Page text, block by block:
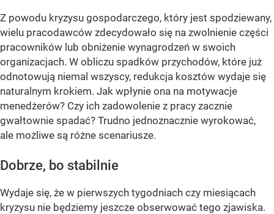
Z powodu kryzysu gospodarczego, który jest spodziewany,
wielu pracodawców zdecydowało się na zwolnienie części
pracowników lub obniżenie wynagrodzeń w swoich
organizacjach. W obliczu spadków przychodów, które już
odnotowują niemal wszyscy, redukcja kosztów wydaje się
naturalnym krokiem. Jak wpłynie ona na motywacje
menedżerów? Czy ich zadowolenie z pracy zacznie
gwałtownie spadać? Trudno jednoznacznie wyrokować,
ale możliwe są różne scenariusze.
Dobrze, bo stabilnie
Wydaje się, że w pierwszych tygodniach czy miesiącach
kryzysu nie będziemy jeszcze obserwować tego zjawiska.